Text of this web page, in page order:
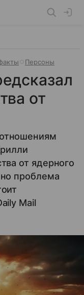
Персоны
от
от ядерного
проблема
Mail